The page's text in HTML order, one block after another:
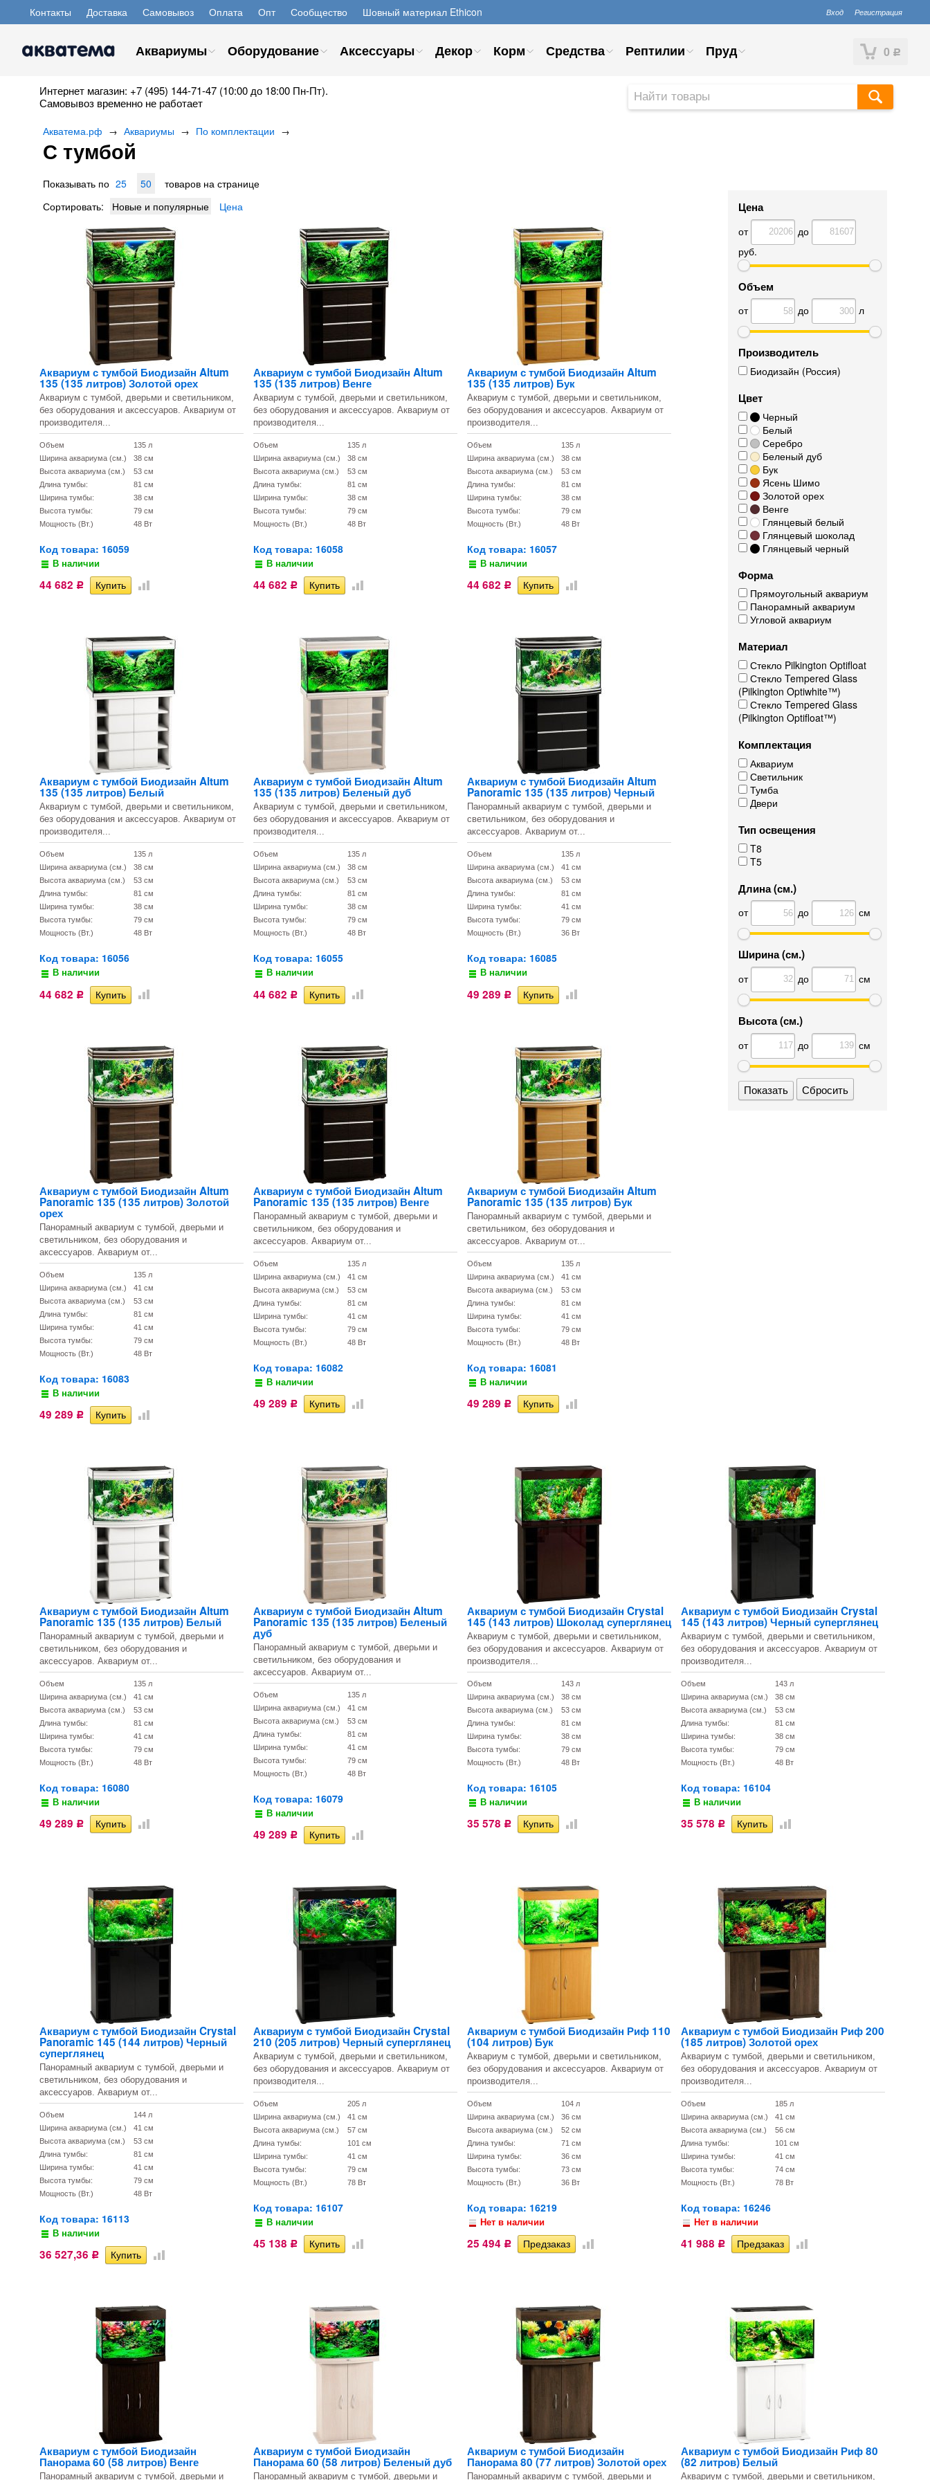
Контакты Доставка Самовывоз Оплата Опт Сообщество Шовный материал Ethicon Вход Регистрация
0 Р
Аквариумы Оборудование Аксессуары Декор Корм Средства Рептилии Пруд
Интернет магазин: +7 (495) 144-71-47 (10:00 до 18:00 Пн-Пт).
Самовывоз временно не работает
Акватема.рф → Аквариумы → По комплектации →
С тумбой
Показывать по 25 50 товаров на странице
Цена
от
до
руб.
Объем
от до л
Производитель
Биодизайн (Россия)
Цвет
Черный
Белый
Серебро
Беленый дуб
Бук
Ясень Шимо
Золотой орех
Венге
Глянцевый белый
Глянцевый шоколад
Глянцевый черный
Форма
Прямоугольный аквариум
Панорамный аквариум
Угловой аквариум
Материал
Стекло Pilkington Optifloat
Стекло Tempered Glass
(Pilkington Optiwhite™)
Стекло Tempered Glass
(Pilkington Optifloat™)
Комплектация
Аквариум
Светильник
Тумба
Двери
Тип освещения
T8
T5
Длина (см.)
от до см
Ширина (см.)
от до см
Высота (см.)
от до см
Сбросить
Сортировать: Новые и популярные Цена
Аквариум с тумбой Биодизайн Altum
135 (135 литров) Золотой орех
Аквариум с тумбой, дверьми и светильником,
без оборудования и аксессуаров. Аквариум от
производителя...
Объем
135 л
Ширина аквариума (см.)
38 см
Высота аквариума (см.)
53 см
Длина тумбы:
81 см
Ширина тумбы:
38 см
Высота тумбы:
79 см
Мощность (Вт.)
48 Вт
Код товара: 16059
В наличии
44 682 Р
Аквариум с тумбой Биодизайн Altum
135 (135 литров) Венге
Аквариум с тумбой, дверьми и светильником,
без оборудования и аксессуаров. Аквариум от
производителя...
Объем
135 л
Ширина аквариума (см.)
38 см
Высота аквариума (см.)
53 см
Длина тумбы:
81 см
Ширина тумбы:
38 см
Высота тумбы:
79 см
Мощность (Вт.)
48 Вт
Код товара: 16058
В наличии
44 682 Р
Аквариум с тумбой Биодизайн Altum
135 (135 литров) Бук
Аквариум с тумбой, дверьми и светильником,
без оборудования и аксессуаров. Аквариум от
производителя...
Объем
135 л
Ширина аквариума (см.)
38 см
Высота аквариума (см.)
53 см
Длина тумбы:
81 см
Ширина тумбы:
38 см
Высота тумбы:
79 см
Мощность (Вт.)
48 Вт
Код товара: 16057
В наличии
44 682 Р
Аквариум с тумбой Биодизайн Altum
135 (135 литров) Белый
Аквариум с тумбой, дверьми и светильником,
без оборудования и аксессуаров. Аквариум от
производителя...
Объем
135 л
Ширина аквариума (см.)
38 см
Высота аквариума (см.)
53 см
Длина тумбы:
81 см
Ширина тумбы:
38 см
Высота тумбы:
79 см
Мощность (Вт.)
48 Вт
Код товара: 16056
В наличии
44 682 Р
Аквариум с тумбой Биодизайн Altum
135 (135 литров) Беленый дуб
Аквариум с тумбой, дверьми и светильником,
без оборудования и аксессуаров. Аквариум от
производителя...
Объем
135 л
Ширина аквариума (см.)
38 см
Высота аквариума (см.)
53 см
Длина тумбы:
81 см
Ширина тумбы:
38 см
Высота тумбы:
79 см
Мощность (Вт.)
48 Вт
Код товара: 16055
В наличии
44 682 Р
Аквариум с тумбой Биодизайн Altum
Panoramic 135 (135 литров) Черный
Панорамный аквариум с тумбой, дверьми и
светильником, без оборудования и
аксессуаров. Аквариум от...
Объем
135 л
Ширина аквариума (см.)
41 см
Высота аквариума (см.)
53 см
Длина тумбы:
81 см
Ширина тумбы:
41 см
Высота тумбы:
79 см
Мощность (Вт.)
36 Вт
Код товара: 16085
В наличии
49 289 Р
Аквариум с тумбой Биодизайн Altum
Panoramic 135 (135 литров) Золотой
орех
Панорамный аквариум с тумбой, дверьми и
светильником, без оборудования и
аксессуаров. Аквариум от...
Объем
135 л
Ширина аквариума (см.)
41 см
Высота аквариума (см.)
53 см
Длина тумбы:
81 см
Ширина тумбы:
41 см
Высота тумбы:
79 см
Мощность (Вт.)
48 Вт
Код товара: 16083
В наличии
49 289 Р
Аквариум с тумбой Биодизайн Altum
Panoramic 135 (135 литров) Венге
Панорамный аквариум с тумбой, дверьми и
светильником, без оборудования и
аксессуаров. Аквариум от...
Объем
135 л
Ширина аквариума (см.)
41 см
Высота аквариума (см.)
53 см
Длина тумбы:
81 см
Ширина тумбы:
41 см
Высота тумбы:
79 см
Мощность (Вт.)
48 Вт
Код товара: 16082
В наличии
49 289 Р
Аквариум с тумбой Биодизайн Altum
Panoramic 135 (135 литров) Бук
Панорамный аквариум с тумбой, дверьми и
светильником, без оборудования и
аксессуаров. Аквариум от...
Объем
135 л
Ширина аквариума (см.)
41 см
Высота аквариума (см.)
53 см
Длина тумбы:
81 см
Ширина тумбы:
41 см
Высота тумбы:
79 см
Мощность (Вт.)
48 Вт
Код товара: 16081
В наличии
49 289 Р
Аквариум с тумбой Биодизайн Altum
Panoramic 135 (135 литров) Белый
Панорамный аквариум с тумбой, дверьми и
светильником, без оборудования и
аксессуаров. Аквариум от...
Объем
135 л
Ширина аквариума (см.)
41 см
Высота аквариума (см.)
53 см
Длина тумбы:
81 см
Ширина тумбы:
41 см
Высота тумбы:
79 см
Мощность (Вт.)
48 Вт
Код товара: 16080
В наличии
49 289 Р
Аквариум с тумбой Биодизайн Altum
Panoramic 135 (135 литров) Беленый
дуб
Панорамный аквариум с тумбой, дверьми и
светильником, без оборудования и
аксессуаров. Аквариум от...
Объем
135 л
Ширина аквариума (см.)
41 см
Высота аквариума (см.)
53 см
Длина тумбы:
81 см
Ширина тумбы:
41 см
Высота тумбы:
79 см
Мощность (Вт.)
48 Вт
Код товара: 16079
В наличии
49 289 Р
Аквариум с тумбой Биодизайн Crystal
145 (143 литров) Шоколад суперглянец
Аквариум с тумбой, дверьми и светильником,
без оборудования и аксессуаров. Аквариум от
производителя...
Объем
143 л
Ширина аквариума (см.)
38 см
Высота аквариума (см.)
53 см
Длина тумбы:
81 см
Ширина тумбы:
38 см
Высота тумбы:
79 см
Мощность (Вт.)
48 Вт
Код товара: 16105
В наличии
35 578 Р
Аквариум с тумбой Биодизайн Crystal
145 (143 литров) Черный суперглянец
Аквариум с тумбой, дверьми и светильником,
без оборудования и аксессуаров. Аквариум от
производителя...
Объем
143 л
Ширина аквариума (см.)
38 см
Высота аквариума (см.)
53 см
Длина тумбы:
81 см
Ширина тумбы:
38 см
Высота тумбы:
79 см
Мощность (Вт.)
48 Вт
Код товара: 16104
В наличии
35 578 Р
Аквариум с тумбой Биодизайн Crystal
Panoramic 145 (144 литров) Черный
суперглянец
Панорамный аквариум с тумбой, дверьми и
светильником, без оборудования и
аксессуаров. Аквариум от...
Объем
144 л
Ширина аквариума (см.)
41 см
Высота аквариума (см.)
53 см
Длина тумбы:
81 см
Ширина тумбы:
41 см
Высота тумбы:
79 см
Мощность (Вт.)
48 Вт
Код товара: 16113
В наличии
36 527,36 Р
Аквариум с тумбой Биодизайн Crystal
210 (205 литров) Черный суперглянец
Аквариум с тумбой, дверьми и светильником,
без оборудования и аксессуаров. Аквариум от
производителя...
Объем
205 л
Ширина аквариума (см.)
41 см
Высота аквариума (см.)
57 см
Длина тумбы:
101 см
Ширина тумбы:
41 см
Высота тумбы:
79 см
Мощность (Вт.)
78 Вт
Код товара: 16107
В наличии
45 138 Р
Аквариум с тумбой Биодизайн Риф 110
(104 литров) Бук
Аквариум с тумбой, дверьми и светильником,
без оборудования и аксессуаров. Аквариум от
производителя...
Объем
104 л
Ширина аквариума (см.)
36 см
Высота аквариума (см.)
52 см
Длина тумбы:
71 см
Ширина тумбы:
36 см
Высота тумбы:
73 см
Мощность (Вт.)
36 Вт
Код товара: 16219
Нет в наличии
25 494 Р
Аквариум с тумбой Биодизайн Риф 200
(185 литров) Золотой орех
Аквариум с тумбой, дверьми и светильником,
без оборудования и аксессуаров. Аквариум от
производителя...
Объем
185 л
Ширина аквариума (см.)
41 см
Высота аквариума (см.)
56 см
Длина тумбы:
101 см
Ширина тумбы:
41 см
Высота тумбы:
74 см
Мощность (Вт.)
78 Вт
Код товара: 16246
Нет в наличии
41 988 Р
Аквариум с тумбой Биодизайн
Панорама 60 (58 литров) Венге
Панорамный аквариум с тумбой, дверьми и
Аквариум с тумбой Биодизайн
Панорама 60 (58 литров) Беленый дуб
Панорамный аквариум с тумбой, дверьми и
Аквариум с тумбой Биодизайн
Панорама 80 (77 литров) Золотой орех
Панорамный аквариум с тумбой, дверьми и
Аквариум с тумбой Биодизайн Риф 80
(82 литров) Белый
Аквариум с тумбой, дверьми и светильником,